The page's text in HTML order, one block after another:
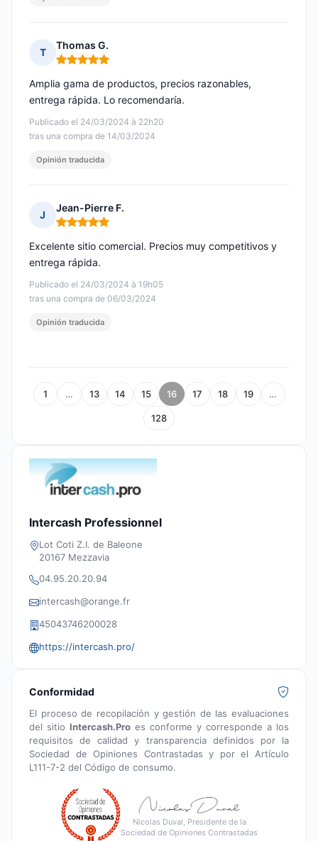
T
Thomas G.
Nota: 5 de 5
Publicado el 24/03/2024 à 22h20
tras una compra de 14/03/2024
Amplia gama de productos, precios razonables,
entrega rápida. Lo recomendaría.
Opinión traducida
J
Jean-Pierre F.
Nota: 5 de 5
Publicado el 24/03/2024 à 19h05
tras una compra de 06/03/2024
Excelente sitio comercial. Precios muy competitivos y
entrega rápida.
Opinión traducida
1 … 13 14 15 16 17 18 19 …
128
Intercash Professionnel
Lot Coti Z.I. de Baleone
20167 Mezzavia
04.95.20.20.94
intercash@orange.fr
45043746200028
https://intercash.pro/
Conformidad
El proceso de recopilación y gestión de las evaluaciones
del sitio Intercash.Pro es conforme y corresponde a los
requisitos de calidad y transparencia definidos por la
Sociedad de Opiniones Contrastadas y por el Artículo
L111-7-2 del Código de consumo.
Nicolas Duval, Presidente de la
Sociedad de Opiniones Contrastadas